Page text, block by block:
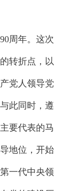
周年。这次
转折点，以
党人领导党
此同时，遵
要代表的马
地位，开始
一代中央领